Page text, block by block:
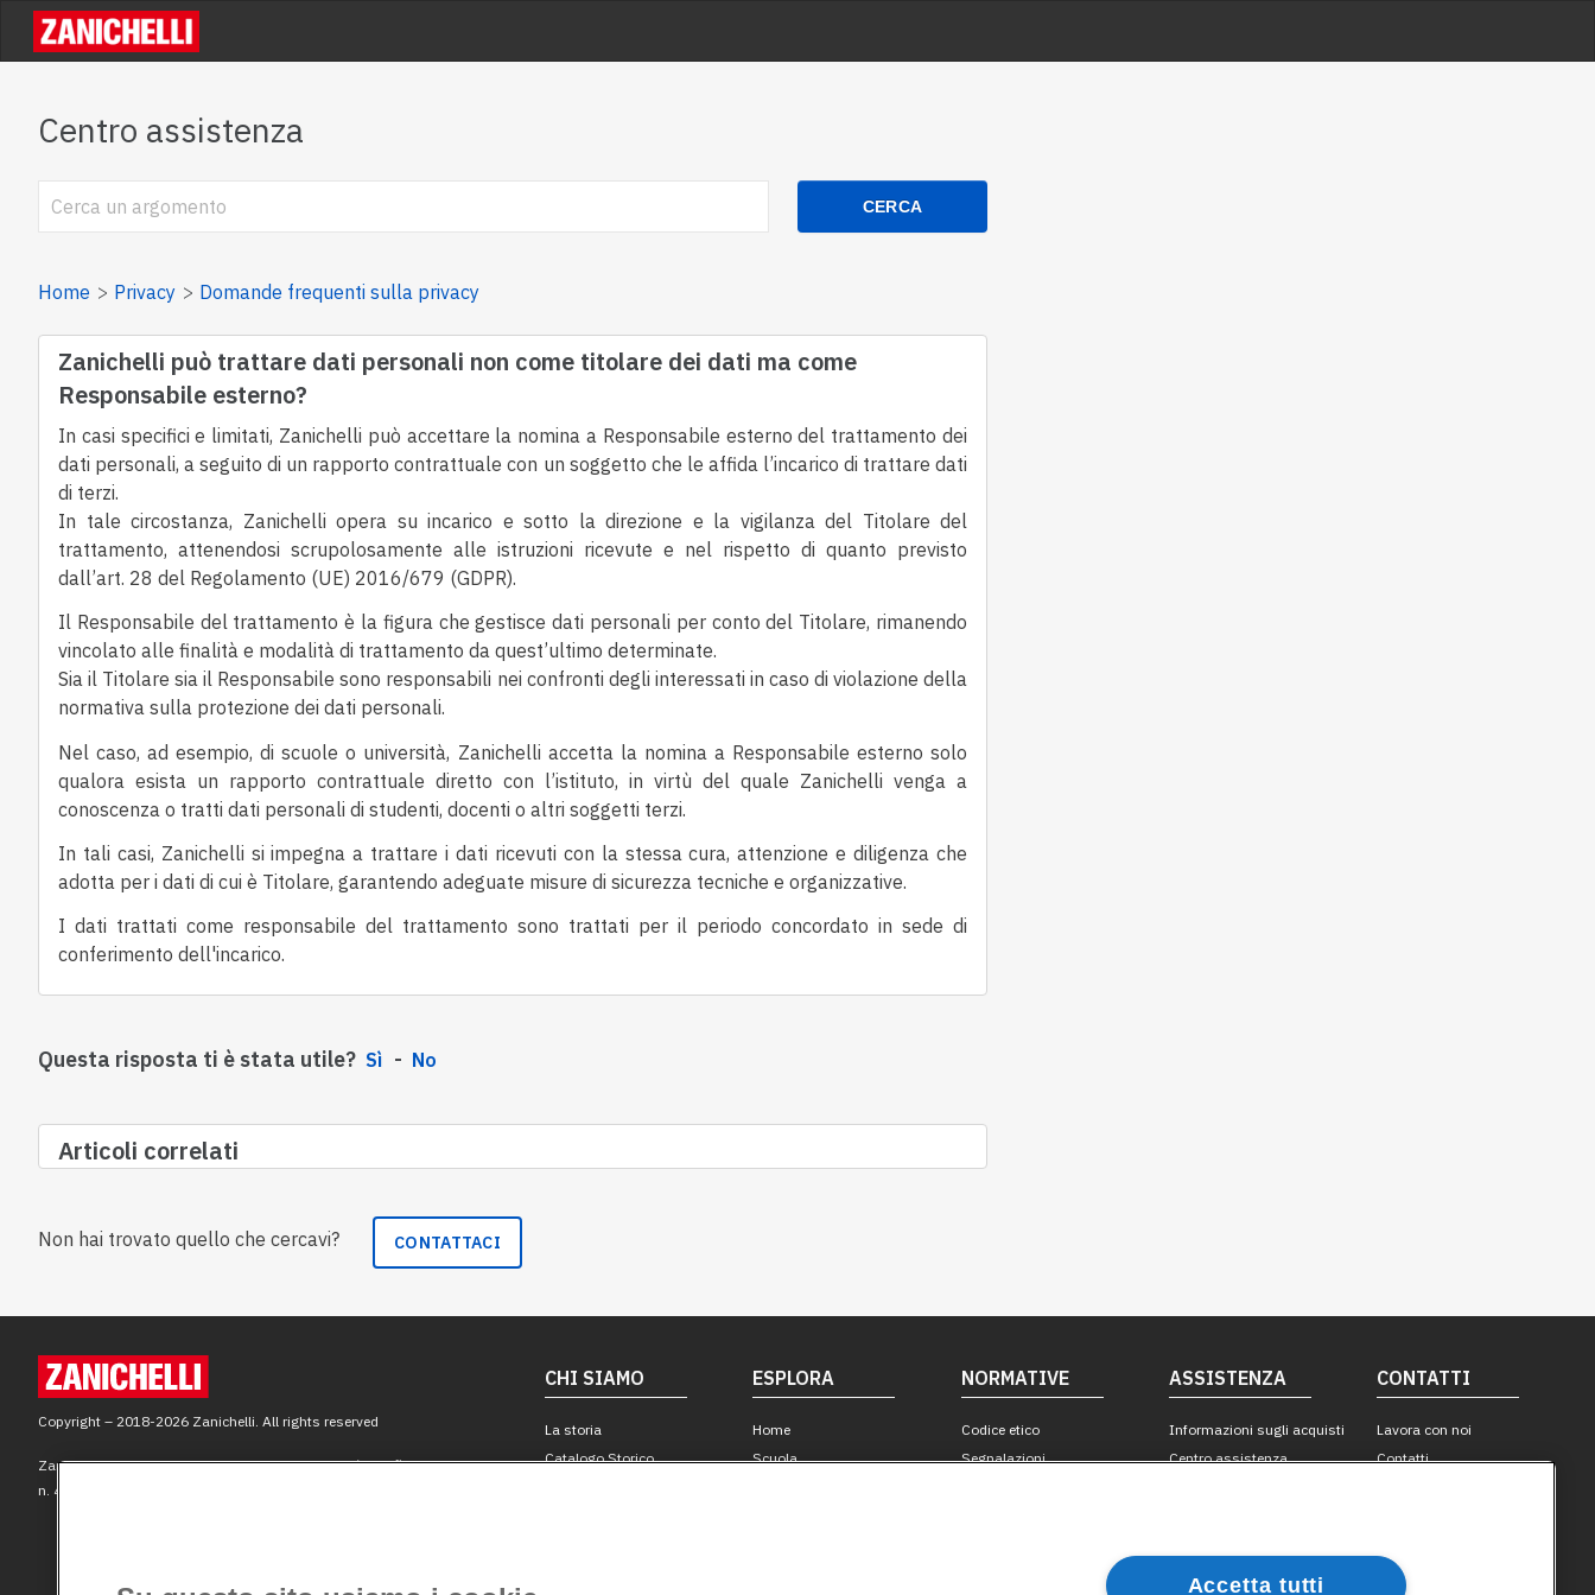
Centro assistenza
CERCA
Home Privacy Domande frequenti sulla privacy
Zanichelli può trattare dati personali non come titolare dei dati ma come
Responsabile esterno?
In casi specifici e limitati, Zanichelli può accettare la nomina a Responsabile esterno del trattamento dei
dati personali,a seguito di un rapporto contrattuale con un soggetto che le affida l’incarico di trattare dati
di terzi.
In tale circostanza, Zanichelli opera su incarico e sotto la direzione e la vigilanza del Titolare del
trattamento, attenendosi scrupolosamente alle istruzioni ricevute e nel rispetto di quanto previsto
dall’art. 28 del Regolamento (UE) 2016/679 (GDPR).
Il Responsabile del trattamento è la figura che gestisce dati personali per conto del Titolare, rimanendo
vincolato alle finalità e modalità di trattamento da quest’ultimo determinate.
Sia il Titolare sia il Responsabile sono responsabili nei confronti degli interessati in caso di violazione della
normativa sulla protezione dei dati personali.
Nel caso, ad esempio, discuole o università, Zanichelli accetta la nomina a Responsabile esternosolo
qualora esista un rapporto contrattuale diretto con l’istituto, in virtù del quale Zanichelli venga a
conoscenza o tratti dati personali di studenti, docenti o altri soggetti terzi.
In tali casi, Zanichelli si impegna a trattare i dati ricevuti con la stessa cura, attenzione e diligenza che
adotta per i dati di cui è Titolare, garantendo adeguate misure di sicurezza tecniche e organizzative.
I dati trattati come responsabile del trattamento sono trattati per il periodo concordato in sede di
conferimento dell'incarico.
Questa risposta ti è stata utile? Sì No
Articoli correlati
Non hai trovato quello che cercavi? CONTATTACI
Accetta tutti